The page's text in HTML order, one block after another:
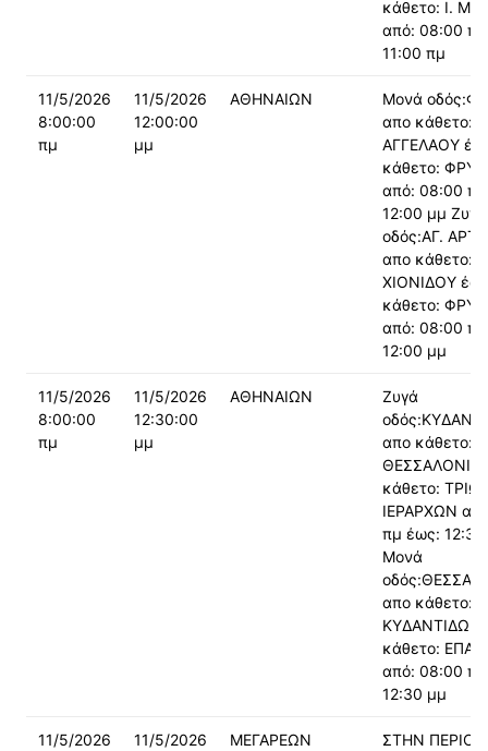
κάθετο: Ι.
από: 08:00
11:00 πμ
11/5/2026
8:00:00
πμ
11/5/2026
12:00:00
μμ
ΑΘΗΝΑΙΩΝ
Μονά
απο κάθετο:
ΑΓΓΕΛΑΟΥ
κάθετο:
από: 08:00
12:00 μμ Ζυγά
οδός:ΑΓ.
απο κάθετο:
ΧΙΟΝΙΔΟΥ
κάθετο:
από: 08:00
12:00 μμ
11/5/2026
8:00:00
πμ
11/5/2026
12:30:00
μμ
ΑΘΗΝΑΙΩΝ
Ζυγά
απο κάθετο:
κάθετο:
ΙΕΡΑΡΧΩΝ
πμ έως:
Μονά
απο κάθετο:
ΚΥΔΑΝΤΙΔΩΝ
κάθετο:
από: 08:00
12:30 μμ
11/5/2026
11/5/2026
ΜΕΓΑΡΕΩΝ
ΣΤΗΝ